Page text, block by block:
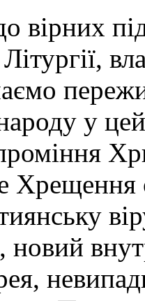
вірних
у
Хрещення
новий